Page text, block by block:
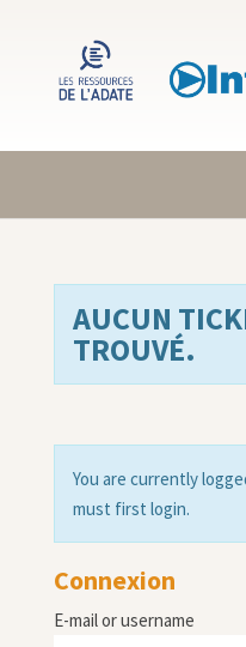
AUCUN
TROUVÉ.
You are currently
must first login.
Connexion
E-mail or username